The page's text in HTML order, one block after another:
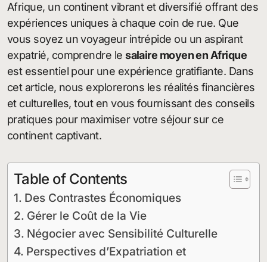
Afrique, un continent vibrant et diversifié offrant des
expériences uniques à chaque coin de rue. Que
vous soyez un voyageur intrépide ou un aspirant
expatrié, comprendre lesalaire moyen en Afrique
est essentiel pour une expérience gratifiante. Dans
cet article, nous explorerons les réalités financières
et culturelles, tout en vous fournissant des conseils
pratiques pour maximiser votre séjour sur ce
continent captivant.
Table of Contents
Des Contrastes Économiques
Gérer le Coût de la Vie
Négocier avec Sensibilité Culturelle
Perspectives d’Expatriation et